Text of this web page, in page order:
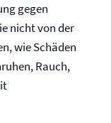
gegen
nicht von der
wie Schäden
Rauch,